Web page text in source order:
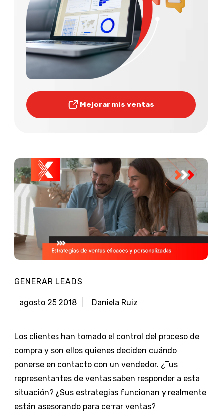
Mejorar mis ventas
GENERAR LEADS
agosto 25 2018 Daniela Ruiz
Los clientes han tomado el control del proceso de
compra y son ellos quienes deciden cuándo
ponerse en contacto con un vendedor. ¿Tus
representantes de ventas saben responder a esta
situación? ¿Sus estrategias funcionan y realmente
están asesorando para cerrar ventas?